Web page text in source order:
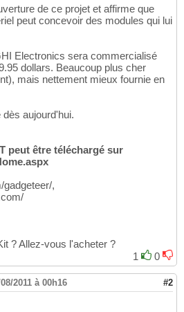
de ce projet et affirme que
peut concevoir des modules qui lui
Electronics sera commercialisé
dollars. Beaucoup plus cher
mais nettement mieux fournie en
aujourd'hui.
peut être téléchargé sur
gadgeteer/,
? Allez-vous l'acheter ?
1
0
2011 à 00h16 #2